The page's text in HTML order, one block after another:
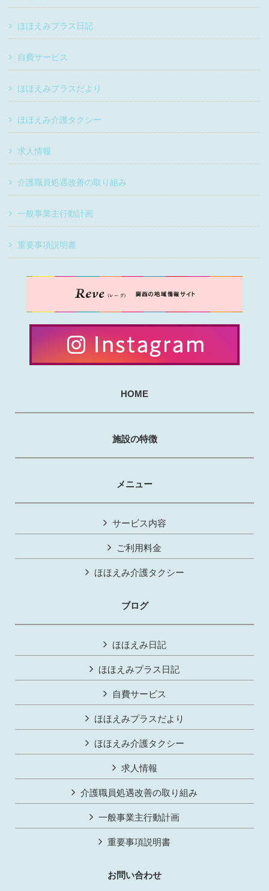
ほほえみプラス日記
自費サービス
ほほえみプラスだより
ほほえみ介護タクシー
求人情報
介護職員処遇改善の取り組み
一般事業主行動計画
重要事項説明書
HOME
施設の特徴
メニュー
サービス内容
ご利用料金
ほほえみ介護タクシー
ブログ
ほほえみ日記
ほほえみプラス日記
自費サービス
ほほえみプラスだより
ほほえみ介護タクシー
求人情報
介護職員処遇改善の取り組み
一般事業主行動計画
重要事項説明書
お問い合わせ